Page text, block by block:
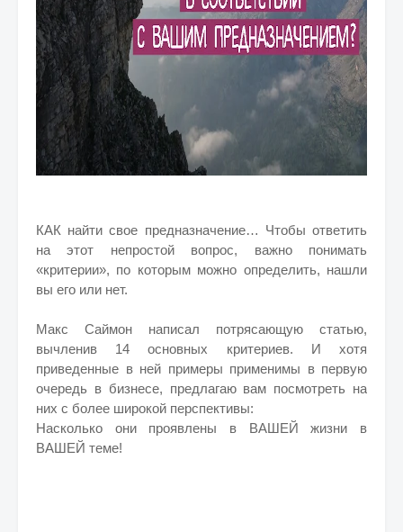
КАК найти свое предназначение… Чтобы ответить
на этот непростой вопрос, важно понимать
«критерии», по которым можно определить, нашли
вы его или нет.
Макс Саймон написал потрясающую статью,
вычленив 14 основных критериев. И хотя
приведенные в ней примеры применимы в первую
очередь в бизнесе, предлагаю вам посмотреть на
них с более широкой перспективы:
Насколько они проявлены в ВАШЕЙ жизни в
ВАШЕЙ теме!